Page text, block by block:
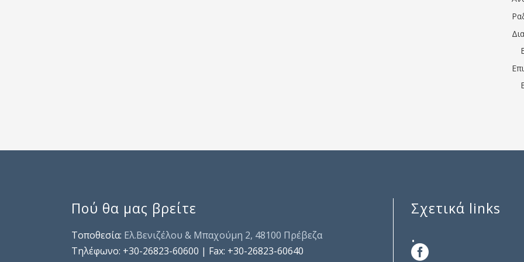
Πού θα μας βρείτε
Τοποθεσία: Ελ.Βενιζέλου & Μπαχούμη 2, 48100 Πρέβεζα
Τηλέφωνo: +30-26823-60600 | Fax: +30-26823-60640
Σχετικά links
.